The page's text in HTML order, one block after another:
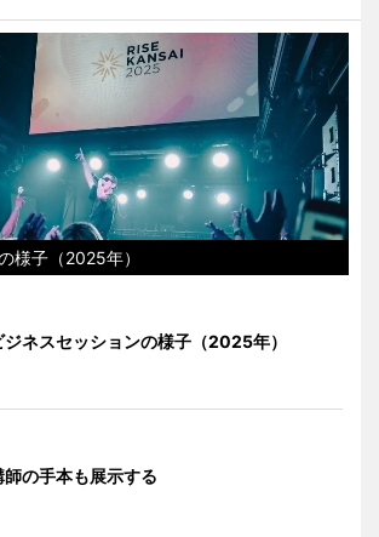
様子（2025年）
ジネスセッションの様子（2025年）
師の手本も展示する